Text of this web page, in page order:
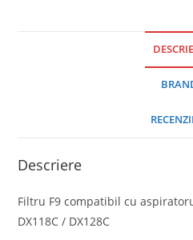
Descriere
Filtru F9 compatibil cu
DX118C / DX128C